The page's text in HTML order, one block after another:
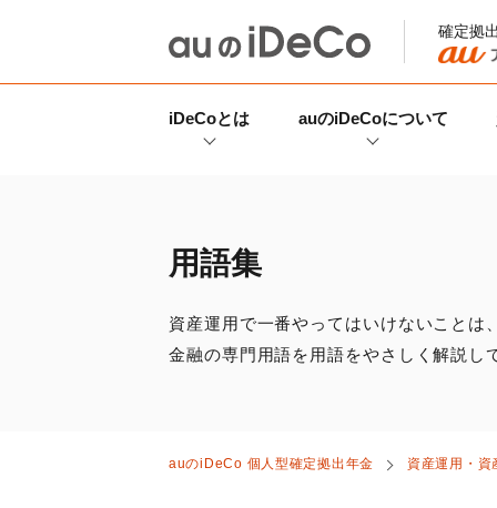
確定拠
iDeCoとは auのiDeCoについて
用語集
資産運用で一番やってはいけないことは
金融の専門用語を用語をやさしく解説し
auのiDeCo 個人型確定拠出年金 資産運用・資